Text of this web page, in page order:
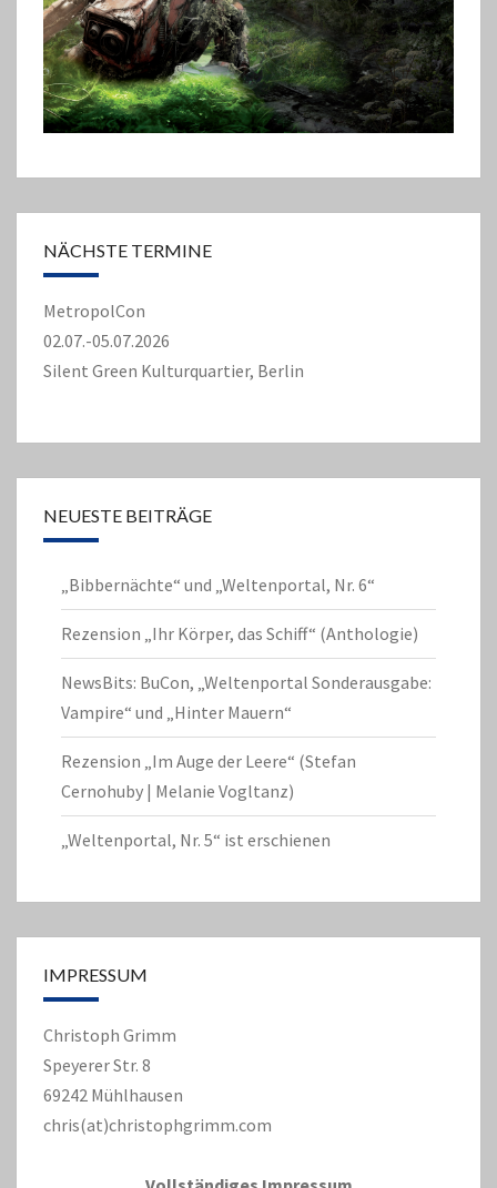
NÄCHSTE TERMINE
MetropolCon
02.07.-05.07.2026
Silent Green Kulturquartier, Berlin
NEUESTE BEITRÄGE
„Bibbernächte“ und „Weltenportal, Nr. 6“
Rezension „Ihr Körper, das Schiff“ (Anthologie)
NewsBits: BuCon, „Weltenportal Sonderausgabe:
Vampire“ und „Hinter Mauern“
Rezension „Im Auge der Leere“ (Stefan
Cernohuby | Melanie Vogltanz)
„Weltenportal, Nr. 5“ ist erschienen
IMPRESSUM
Christoph Grimm
Speyerer Str. 8
69242 Mühlhausen
chris(at)christophgrimm.com